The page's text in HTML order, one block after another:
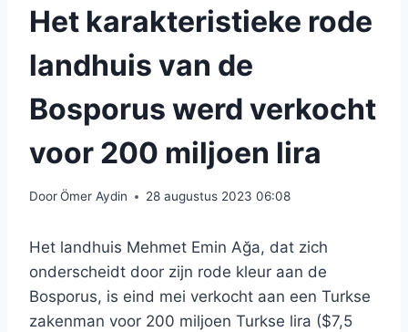
Het karakteristieke rode
landhuis van de
Bosporus werd verkocht
voor 200 miljoen lira
DoorÖmer Aydin 28 augustus 2023 06:08
Het landhuis Mehmet Emin Ağa, dat zich
onderscheidt door zijn rode kleur aan de
Bosporus, is eind mei verkocht aan een Turkse
zakenman voor 200 miljoen Turkse lira ($7,5